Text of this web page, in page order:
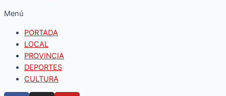
Menú
PORTADA
LOCAL
PROVINCIA
DEPORTES
CULTURA